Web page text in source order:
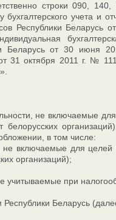
строки 090,
учета и
Республики
Беларусь от 30 июня
31 октября 2011 г. №
не включаемые
в том числе:
включаемые для целей
организаций);
учитываемые при
Беларусь